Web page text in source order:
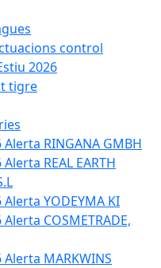
control
2026
tigre
RINGANA GMBH
REAL EARTH
YODEYMA KI
COSMETRADE,
MARKWINS